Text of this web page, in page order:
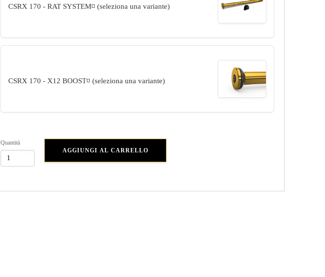
CSRX 170 - RAT SYSTEM◽ (seleziona una variante)
CSRX 170 - X12 BOOST◽ (seleziona una variante)
Quantità
AGGIUNGI AL CARRELLO